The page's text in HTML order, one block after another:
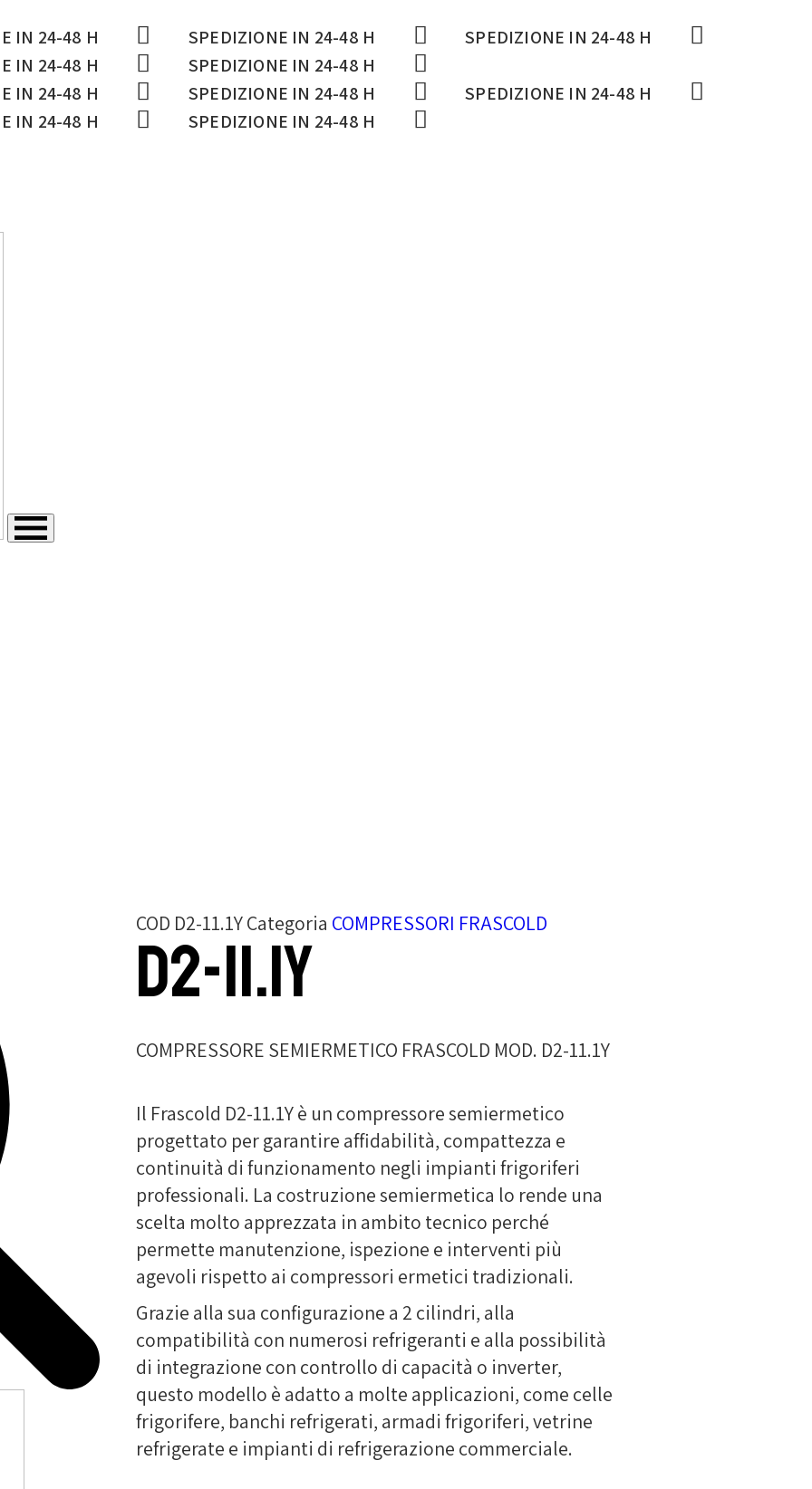
IN 24-48 H SPEDIZIONE IN 24-48 H
SPEDIZIONE IN 24-48 H
IN 24-48 H
SPEDIZIONE IN 24-48 H
IN 24-48 H
SPEDIZIONE IN 24-48 H
SPEDIZIONE IN 24-48 H
IN 24-48 H
SPEDIZIONE IN 24-48 H
COD D2-11.1YCategoria COMPRESSORI FRASCOLD
D2-11.1Y
COMPRESSORE SEMIERMETICO FRASCOLD MOD. D2-11.1Y
Il Frascold D2-11.1Y è un compressore semiermetico
progettato per garantire affidabilità, compattezza e
continuità di funzionamento negli impianti frigoriferi
professionali. La costruzione semiermetica lo rende una
scelta molto apprezzata in ambito tecnico perché
permette manutenzione, ispezione e interventi più
agevoli rispetto ai compressori ermetici tradizionali.
Grazie alla sua configurazione a 2 cilindri, alla
compatibilità con numerosi refrigeranti e alla possibilità
di integrazione con controllo di capacità o inverter,
questo modello è adatto a molte applicazioni, come celle
frigorifere, banchi refrigerati, armadi frigoriferi, vetrine
refrigerate e impianti di refrigerazione commerciale.